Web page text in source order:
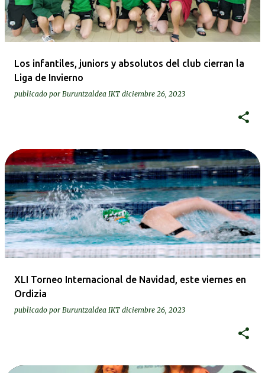
Los infantiles, juniors y absolutos del club cierran la
Liga de Invierno
publicado por Buruntzaldea IKT diciembre 26, 2023
XLI Torneo Internacional de Navidad, este viernes en
Ordizia
publicado por Buruntzaldea IKT diciembre 26, 2023